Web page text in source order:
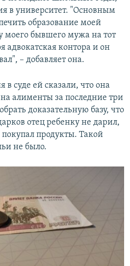
в университет. "Основным
образование моей
моего бывшего мужа на тот
адвокатская контора и он
– добавляет она.
в суде ей сказали, что она
алименты за последние три
доказательную базу, что
отец ребенку не дарил,
продукты. Такой
не было.